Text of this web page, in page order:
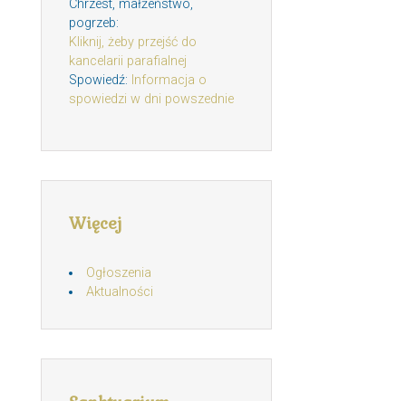
Chrzest, małżeństwo,
pogrzeb:
Kliknij, żeby przejść do
kancelarii parafialnej
Spowiedź: Informacja o
spowiedzi w dni powszednie
Więcej
Ogłoszenia
Aktualności